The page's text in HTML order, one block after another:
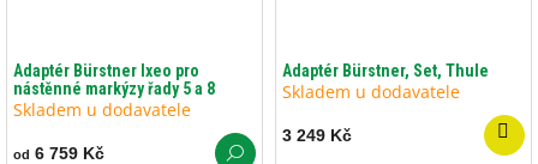
Adaptér Bürstner Ixeo pro
nástěnné markýzy řady 5 a 8
Skladem u dodavatele
od 6 759 Kč
Adaptér Bürstner, Set, Thule
Skladem u dodavatele
3 249 Kč